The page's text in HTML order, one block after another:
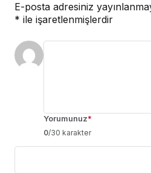
E-posta adresiniz
* ile işaretlenmişlerdir
Yorumunuz*
0/30 karakter